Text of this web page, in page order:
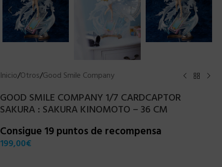
Inicio/Otros/Good Smile Company
GOOD SMILE COMPANY 1/7 CARDCAPTOR
SAKURA : SAKURA KINOMOTO – 36 CM
Consigue 19 puntos de recompensa
199,00€